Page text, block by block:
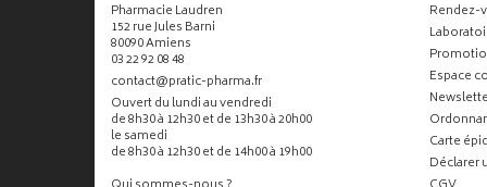
Pharmacie Laudren
152 rue Jules Barni
80090 Amiens
03 22 92 08 48
contact-
@-
pratic-pharma.fr
Ouvert du lundi au vendredi
de 8h30 à 12h30 et de 13h30 à 20h00
le samedi
de 8h30 à 12h30 et de 14h00 à 19h00
Rendez-
Espace
Carte
Déclarer